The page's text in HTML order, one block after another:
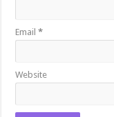
Email*
Website